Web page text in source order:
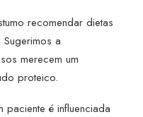
recomendar dietas
a
merecem um
proteico.
paciente é influenciada